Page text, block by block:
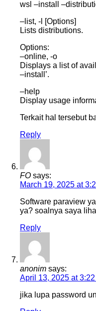
wsl –install
–list, -l [Options]
Lists distributions.
Options:
–online, -o
Displays a list of
–install’.
–help
Display usage
Terkait hal tersebut
Reply
FO says:
March 19, 2025 at
Software paraview
ya? soalnya saya
Reply
anonim says:
April 13, 2025 at
jika lupa password